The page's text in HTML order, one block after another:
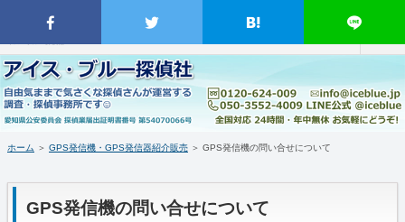
撮カメラの発見確認調査｜GPS発信機・GPS発信器の紹介販売｜臨機応変 柔軟対応 日時指定不要 緊急出動 依頼者調査同
ホーム
当事務所について（はじめに・事務所概要）
特徴など(違い・緊急出動・暗所カメラ)
ホーム ＞ GPS発信機・GPS発信器紹介販売 ＞ GPS発信機の問い合せについて
GPS発信機の問い合せについて